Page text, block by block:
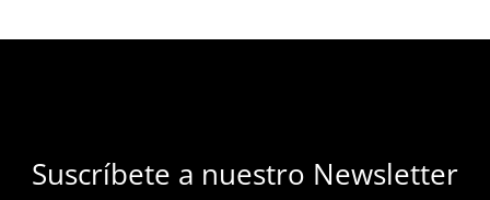
Suscríbete a nuestro Newsletter